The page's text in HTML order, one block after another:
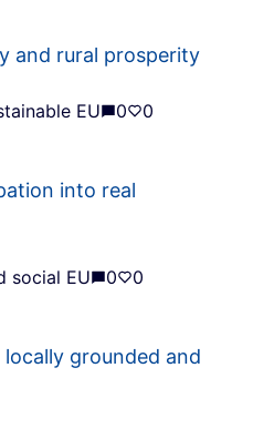
and rural prosperity
EU
0 0
into real
social EU
0 0
grounded and